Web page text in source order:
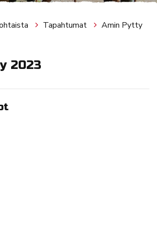
Tapahtumat
Amin Pytty
2023